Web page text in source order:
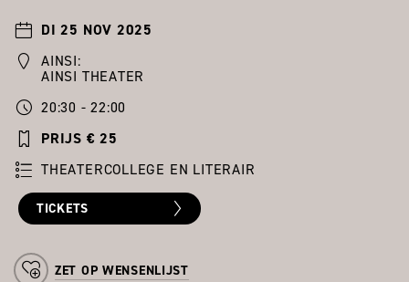
DI 25 NOV 2025
AINSI:
AINSI THEATER
20:30 - 22:00
PRIJS € 25
THEATERCOLLEGE EN LITERAIR
TICKETS
ZET OP WENSENLIJST